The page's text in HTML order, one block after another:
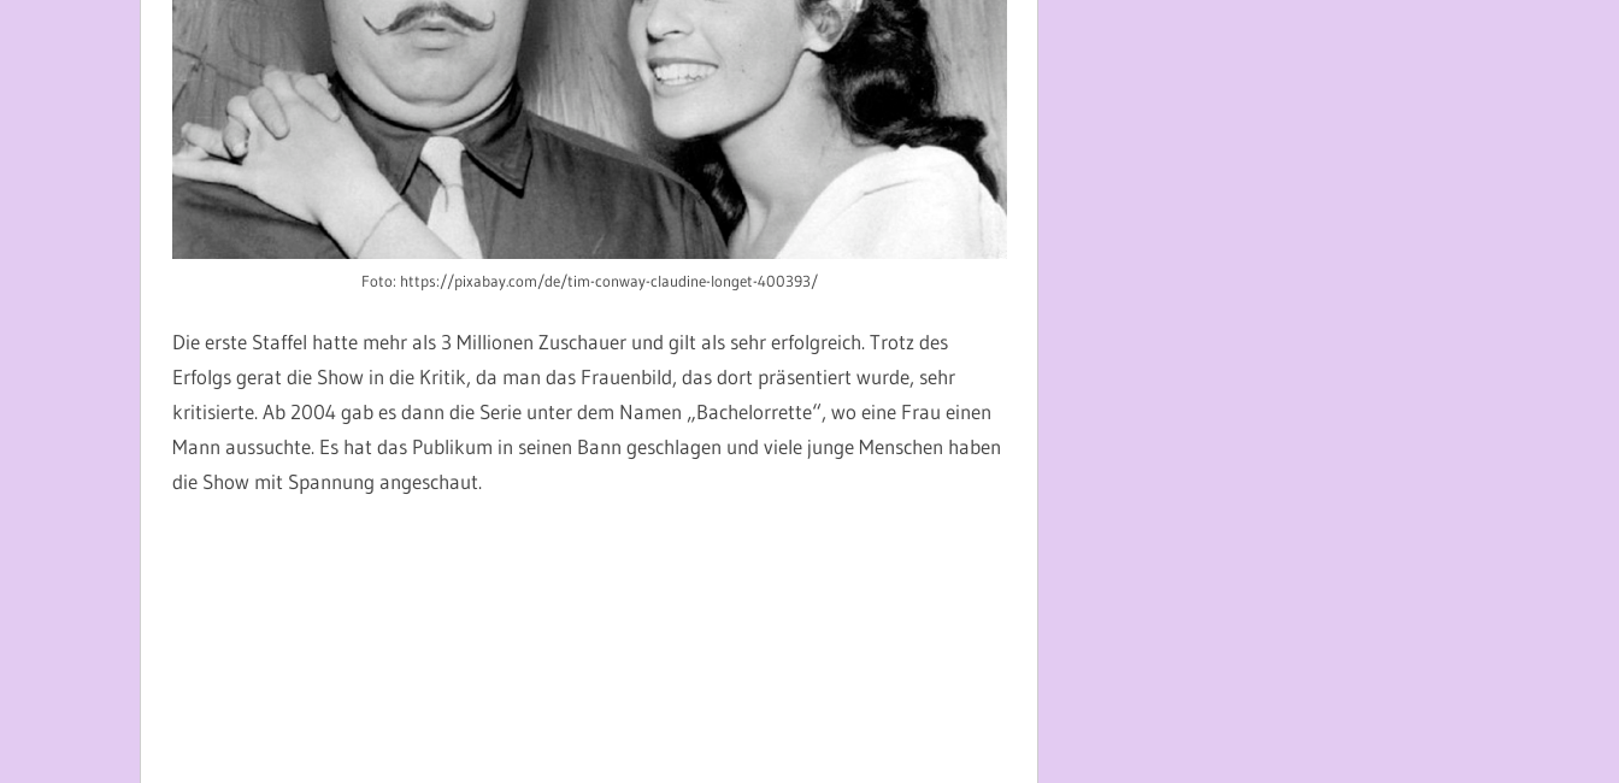
Foto: https://pixabay.com/de/tim-conway-claudine-longet-400393/
Die erste Staffel hatte mehr als 3 Millionen Zuschauer und gilt als sehr erfolgreich. Trotz des
Erfolgs gerat die Show in die Kritik, da man das Frauenbild, das dort präsentiert wurde, sehr
kritisierte. Ab 2004 gab es dann die Serie unter dem Namen „Bachelorrette“, wo eine Frau einen
Mann aussuchte. Es hat das Publikum in seinen Bann geschlagen und viele junge Menschen haben
die Show mit Spannung angeschaut.